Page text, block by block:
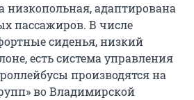
низкопольная, адаптирована
пассажиров. В числе
сиденья, низкий
есть система управления
производятся на
во Владимирской